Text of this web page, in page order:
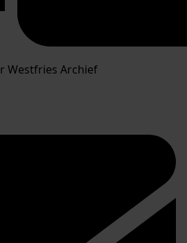
Westfries Archief